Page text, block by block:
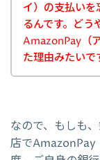
イ）の支払いを
るんです。どう
AmazonPay（
た理由みたいで
なので、もしも
店でAmazonPay